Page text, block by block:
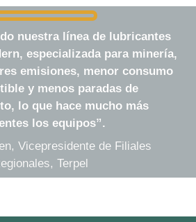
, especializada para minería,
emisiones, menor consumo
y menos paradas de
lo que hace mucho más
los equipos”.
Vicepresidente de Filiales
Terpel